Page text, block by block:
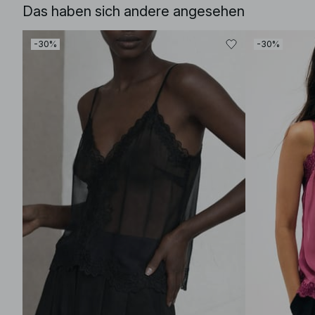
Das haben sich andere angesehen
-30% -30%